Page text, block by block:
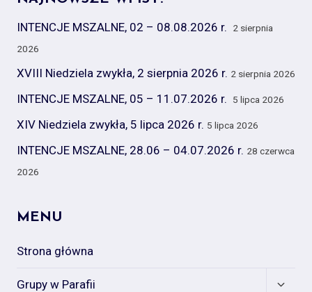
INTENCJE MSZALNE, 02 – 08.08.2026 r.
2 sierpnia
2026
XVIII Niedziela zwykła, 2 sierpnia 2026 r. 2 sierpnia 2026
INTENCJE MSZALNE, 05 – 11.07.2026 r. 5 lipca 2026
XIV Niedziela zwykła, 5 lipca 2026 r. 5 lipca 2026
INTENCJE MSZALNE, 28.06 – 04.07.2026 r. 28 czerwca
2026
MENU
Strona główna
Grupy w Parafii
Expand